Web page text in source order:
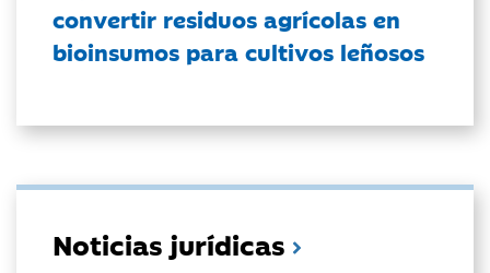
convertir residuos agrícolas en
bioinsumos para cultivos leñosos
Noticias jurídicas